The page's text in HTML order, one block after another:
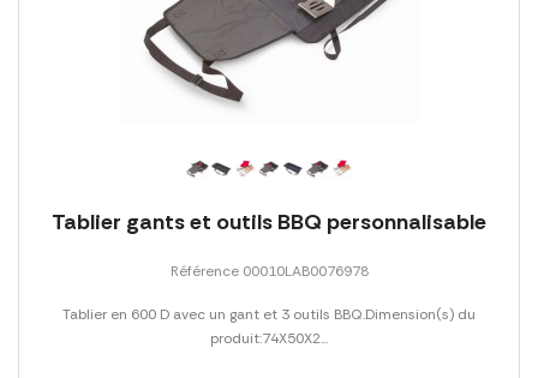
Tablier gants et outils BBQ personnalisable
Référence 00010LAB0076978
Tablier en 600 D avec un gant et 3 outils BBQ.Dimension(s) du
produit:74X50X2...